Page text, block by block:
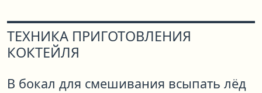
ТЕХНИКА ПРИГОТОВЛЕНИЯ
КОКТЕЙЛЯ
В бокал для смешивания всыпать лёд